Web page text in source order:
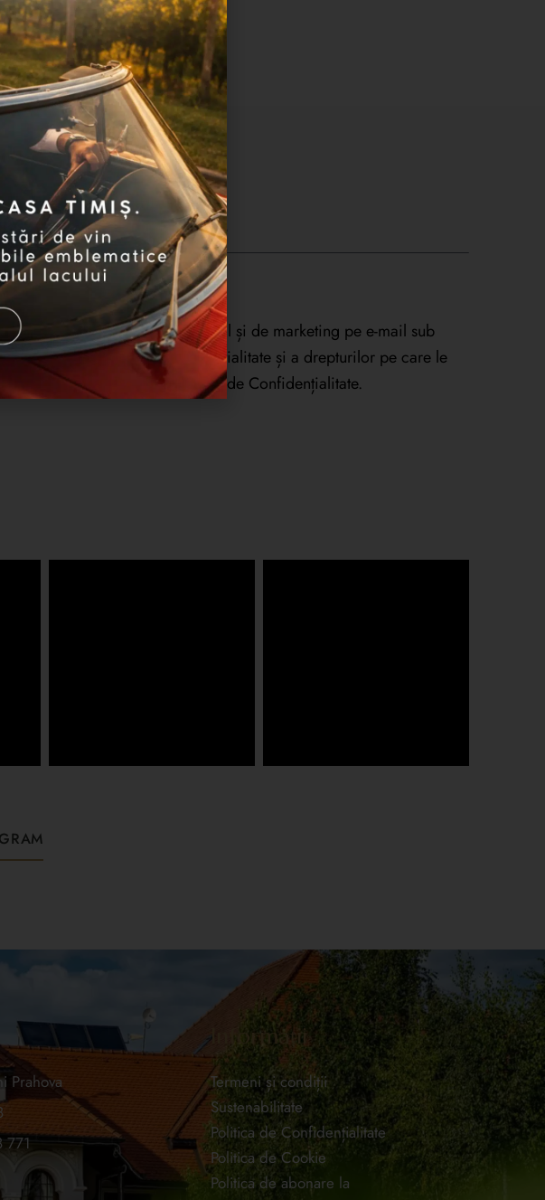
comunicări cu scop comercial și de marketing pe e-mail sub
clauzelor de confidențialitate și a drepturilor pe care le
vizată, prezentate în
Politica de Confidențialitate.
Prahova
771
Informații
Termeni și condiții
Sustenabilitate
Politica de Confidențialitate
Politica de Cookie
Politica de abonare la